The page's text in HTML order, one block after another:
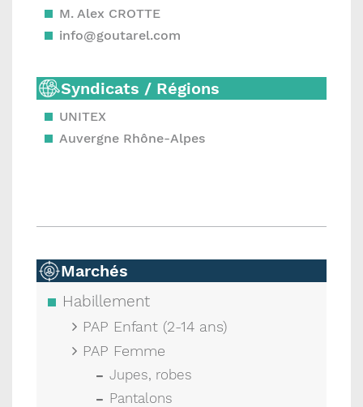
M. Alex CROTTE
info@goutarel.com
Syndicats / Régions
UNITEX
Auvergne Rhône-Alpes
Marchés
Habillement
PAP Enfant (2-14 ans)
PAP Femme
Jupes, robes
Pantalons